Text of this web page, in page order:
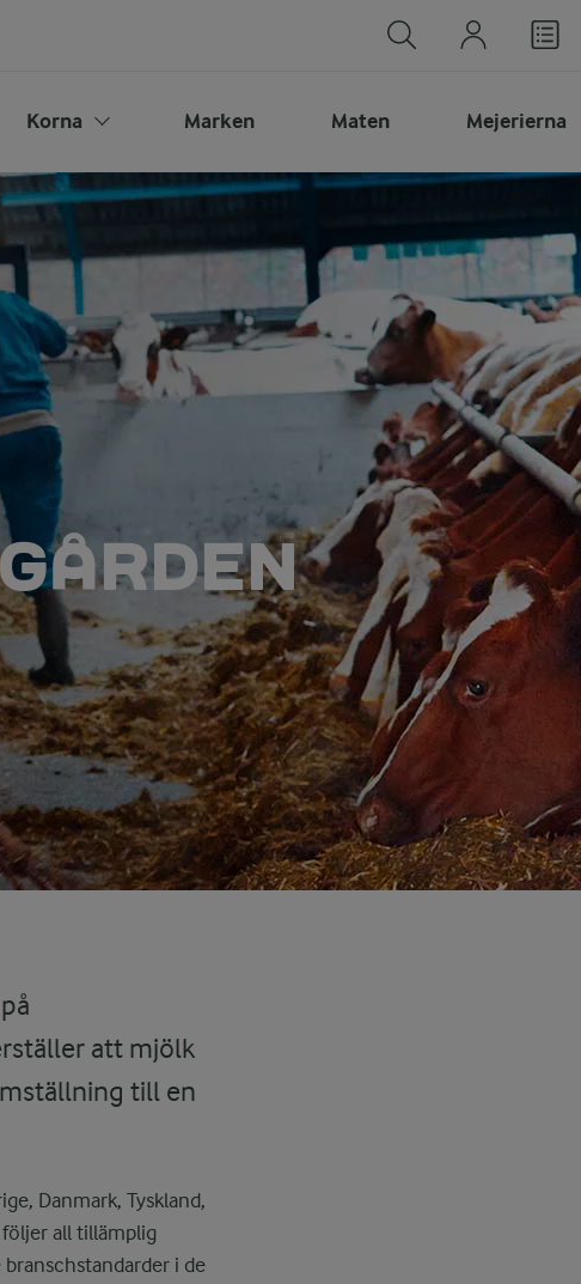
Korna Marken Maten Mejerierna
att mjölk
till en
Danmark, Tyskland,
all tillämplig
i de